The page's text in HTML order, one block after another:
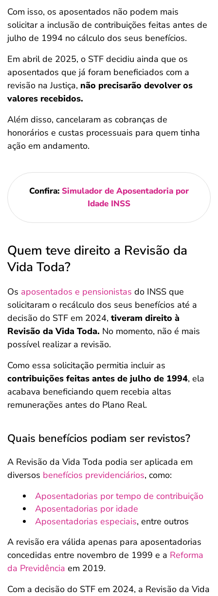
Com isso, os aposentados não podem mais
solicitar a inclusão de contribuições feitas antes de
julho de 1994 no cálculo dos seus benefícios.
Em abril de 2025, o STF decidiu ainda que os
aposentados que já foram beneficiados com a
revisão na Justiça, não precisarão devolver os
valores recebidos.
Além disso, cancelaram as cobranças de
honorários e custas processuais para quem tinha
ação em andamento.
Confira: Simulador de Aposentadoria por
Idade INSS
Quem teve direito a Revisão da
Vida Toda?
Os aposentados e pensionistas do INSS que
solicitaram o recálculo dos seus benefícios até a
decisão do STF em 2024, tiveram direito à
Revisão da Vida Toda. No momento, não é mais
possível realizar a revisão.
Como essa solicitação permitia incluir as
contribuições feitas antes de julho de 1994, ela
acabava beneficiando quem recebia altas
remunerações antes do Plano Real.
Quais benefícios podiam ser revistos?
A Revisão da Vida Toda podia ser aplicada em
diversos benefícios previdenciários, como:
Aposentadorias por tempo de contribuição
Aposentadorias por idade
Aposentadorias especiais, entre outros
A revisão era válida apenas para aposentadorias
concedidas entre novembro de 1999 e a Reforma
da Previdência em 2019.
Com a decisão do STF em 2024, a Revisão da Vida